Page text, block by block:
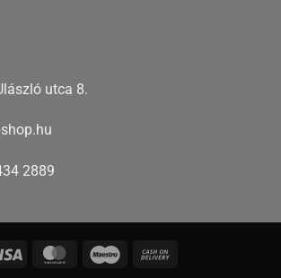
utca 8.
2889
Visa MasterCardMaestro